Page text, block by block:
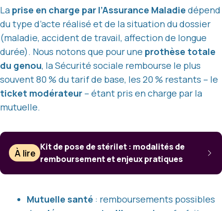
La prise en charge par l’Assurance Maladie dépend
du type d’acte réalisé et de la situation du dossier
(maladie, accident de travail, affection de longue
durée). Nous notons que pour une prothèse totale
du genou, la Sécurité sociale rembourse le plus
souvent 80 % du tarif de base, les 20 % restants – le
ticket modérateur – étant pris en charge par la
mutuelle.
À lire
Kit de pose de stérilet : modalités de
remboursement et enjeux pratiques
Mutuelle santé : remboursements possibles